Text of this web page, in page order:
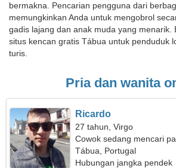
bermakna. Pencarian pengguna dari
memungkinkan Anda untuk mengobrol
gadis lajang dan anak muda yang menarik.
situs kencan gratis Tábua untuk penduduk
turis.
Pria dan wanita
Ricardo
27 tahun, Virgo
Cowok sedang mencari
Tábua, Portugal
Hubungan jangka pendek